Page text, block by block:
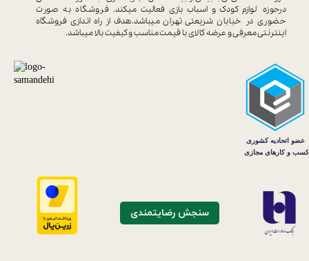
درحوزه لوازم کودک و اسباب بازی فعالیت میکند. فروشگاه به صورت
حضوری در خیابان شریعتی تهران میباشد.هدف از راه اندازی فروشگاه
اینترنتی معرفی و عرضه کالای باقیمت مناسب و کیفیت بالا میباشد.
سنجش رضایتمندی